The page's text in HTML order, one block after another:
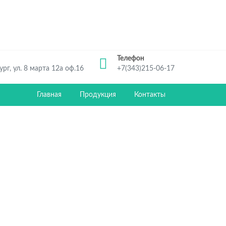
ул. 8 марта 12а оф.16
Телефон
+7(343)215-06-17
Главная Продукция Контакты